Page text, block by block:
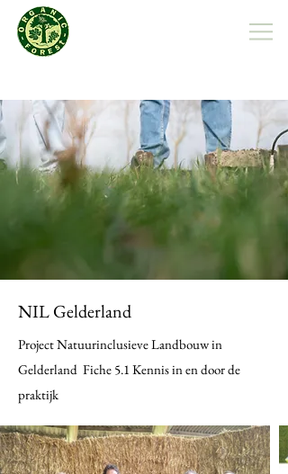
NIL Gelderland
Project Natuurinclusieve Landbouw in
Gelderland Fiche 5.1 Kennis in en door de
praktijk